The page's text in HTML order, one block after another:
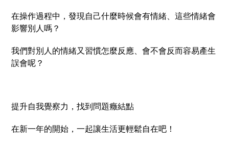
在操作過程中，發現自己什麼時候會有情緒、這些情緒會
影響別人嗎？
我們對別人的情緒又習慣怎麼反應、會不會反而容易產生
誤會呢？
提升自我覺察力，找到問題癥結點
在新一年的開始，一起讓生活更輕鬆自在吧！